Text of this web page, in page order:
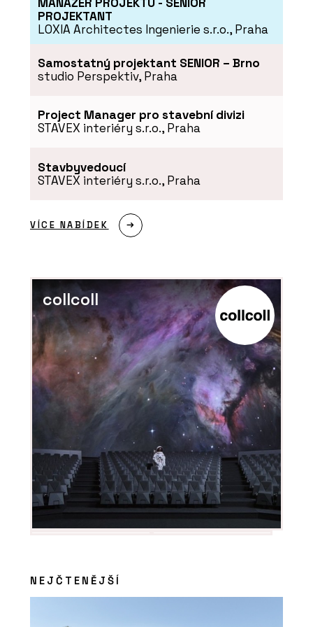
ČLÁNKY
Prosklené příčky Dorsis i
Dveře a rámové zárubně
FORTIUS WOODY - Dorsis
O FIRMĚ
Dorsis s.r.o.
PROJEKTANT
LOXIA Architectes Ingenierie s.r.o., Praha
Samostatný projektant SENIOR – Brno
studio Perspektiv, Praha
Project Manager pro stavební divizi
STAVEX interiéry s.r.o., Praha
Stavbyvedoucí
STAVEX interiéry s.r.o., Praha
VÍCE NABÍDEK
collcoll
NEJČTENĚJŠÍ